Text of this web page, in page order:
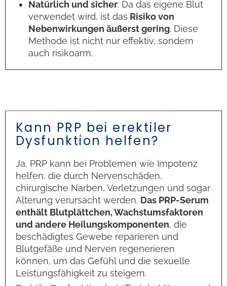
Natürlich und sicher: Da das eigene Blut
verwendet wird, ist das Risiko von
Nebenwirkungen äußerst gering. Diese
Methode ist nicht nur effektiv, sondern
auch risikoarm.
Kann PRP bei erektiler
Dysfunktion helfen?
Ja, PRP kann bei Problemen wie Impotenz
helfen, die durch Nervenschäden,
chirurgische Narben, Verletzungen und sogar
Alterung verursacht werden. Das PRP-Serum
enthält Blutplättchen, Wachstumsfaktoren
und andere Heilungskomponenten, die
beschädigtes Gewebe reparieren und
Blutgefäße und Nerven regenerieren
können, um das Gefühl und die sexuelle
Leistungsfähigkeit zu steigern.